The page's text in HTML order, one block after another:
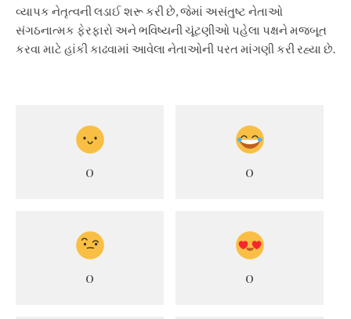
વ્યાપક નેતૃત્વની લડાઈ શરૂ કરી છે, જેમાં અસંતુષ્ટ નેતાઓ
સંગઠનાત્મક ફેરફારો અને ભવિષ્યની ચૂંટણીઓ પહેલા પક્ષને મજબૂત
કરવા માટે હાંકી કાઢવામાં આવેલા નેતાઓની પરત માંગણી કરી રહ્યા છે.
0 0
0 0